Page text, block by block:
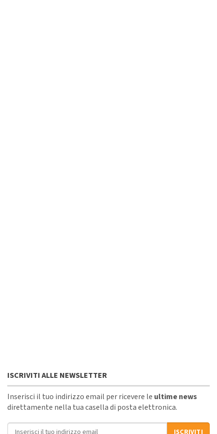
ISCRIVITI ALLE NEWSLETTER
Inserisci il tuo indirizzo email per ricevere le ultime news
direttamente nella tua casella di posta elettronica.
Indirizzo email
ISCRIVITI